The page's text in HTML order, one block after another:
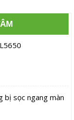
bị sọc ngang màn